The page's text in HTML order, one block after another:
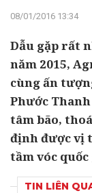
08/01/2016 13:34
Dẫu gặp rất
năm 2015,
cùng ấn
Phước
tâm bão,
định được vị
tầm vóc quốc
TIN LIÊN